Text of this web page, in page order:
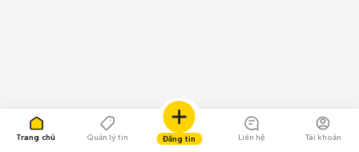
Trang chủ Quản lý tin Đăng tin Liên hệ Tài khoản